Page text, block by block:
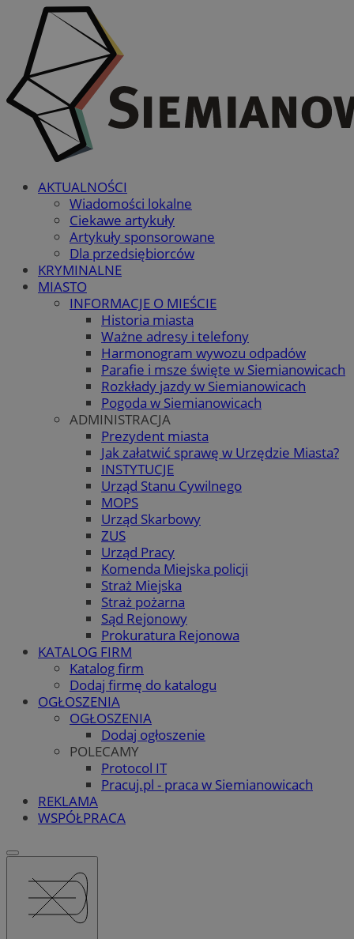
AKTUALNOŚCI
Wiadomości lokalne
Ciekawe artykuły
Artykuły sponsorowane
Dla przedsiębiorców
KRYMINALNE
MIASTO
INFORMACJE O MIEŚCIE
Historia miasta
Ważne adresy i telefony
Harmonogram wywozu odpadów
Parafie i msze święte w Siemianowicach
Rozkłady jazdy w Siemianowicach
Pogoda w Siemianowicach
ADMINISTRACJA
Prezydent miasta
Jak załatwić sprawę w Urzędzie Miasta?
INSTYTUCJE
Urząd Stanu Cywilnego
MOPS
Urząd Skarbowy
ZUS
Urząd Pracy
Komenda Miejska policji
Straż Miejska
Straż pożarna
Sąd Rejonowy
Prokuratura Rejonowa
KATALOG FIRM
Katalog firm
Dodaj firmę do katalogu
OGŁOSZENIA
OGŁOSZENIA
Dodaj ogłoszenie
POLECAMY
Protocol IT
Pracuj.pl - praca w Siemianowicach
REKLAMA
WSPÓŁPRACA